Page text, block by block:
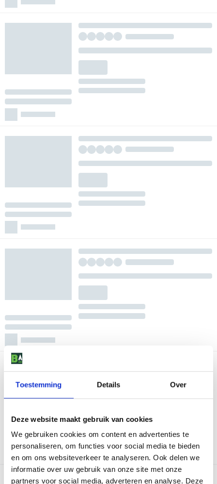
Toestemming Details Over
Deze website maakt gebruik van cookies
We gebruiken cookies om content en advertenties te
personaliseren, om functies voor social media te bieden
en om ons websiteverkeer te analyseren. Ook delen we
informatie over uw gebruik van onze site met onze
partners voor social media, adverteren en analyse. Deze